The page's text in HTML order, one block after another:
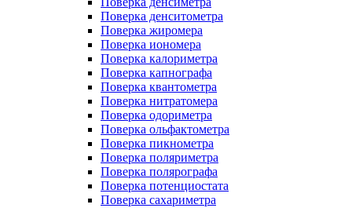
Поверка денситометра
Поверка жиромера
Поверка иономера
Поверка калориметра
Поверка капнографа
Поверка квантометра
Поверка нитратомера
Поверка одориметра
Поверка ольфактометра
Поверка пикнометра
Поверка поляриметра
Поверка полярографа
Поверка потенциостата
Поверка сахариметра